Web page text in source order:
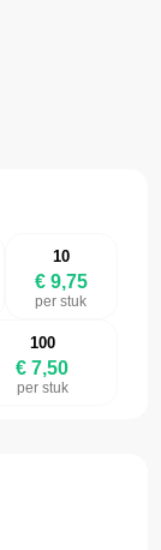
10
€ 9,75
per stuk
100
€ 7,50
per stuk